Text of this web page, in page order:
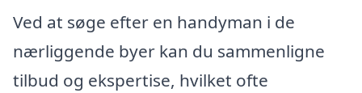
Ved at søge efter en handyman i de
nærliggende byer kan du sammenligne
tilbud og ekspertise, hvilket ofte